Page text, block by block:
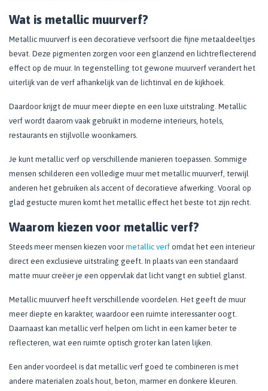
Wat is metallic muurverf?
Metallic muurverf is een decoratieve verfsoort die fijne metaaldeeltjes
bevat. Deze pigmenten zorgen voor een glanzend en lichtreflecterend
effect op de muur. In tegenstelling tot gewone muurverf verandert het
uiterlijk van de verf afhankelijk van de lichtinval en de kijkhoek.
Daardoor krijgt de muur meer diepte en een luxe uitstraling. Metallic
verf wordt daarom vaak gebruikt in moderne interieurs, hotels,
restaurants en stijlvolle woonkamers.
Je kunt metallic verf op verschillende manieren toepassen. Sommige
mensen schilderen een volledige muur met metallic muurverf, terwijl
anderen het gebruiken als accent of decoratieve afwerking. Vooral op
glad gestucte muren komt het metallic effect het beste tot zijn recht.
Waarom kiezen voor metallic verf?
Steeds meer mensen kiezen voor metallic verf omdat het een interieur
direct een exclusieve uitstraling geeft. In plaats van een standaard
matte muur creëer je een oppervlak dat licht vangt en subtiel glanst.
Metallic muurverf heeft verschillende voordelen. Het geeft de muur
meer diepte en karakter, waardoor een ruimte interessanter oogt.
Daarnaast kan metallic verf helpen om licht in een kamer beter te
reflecteren, wat een ruimte optisch groter kan laten lijken.
Een ander voordeel is dat metallic verf goed te combineren is met
andere materialen zoals hout, beton, marmer en donkere kleuren.